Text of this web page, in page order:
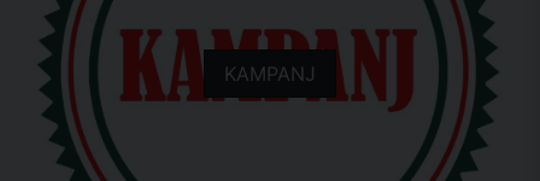
KAMPANJ